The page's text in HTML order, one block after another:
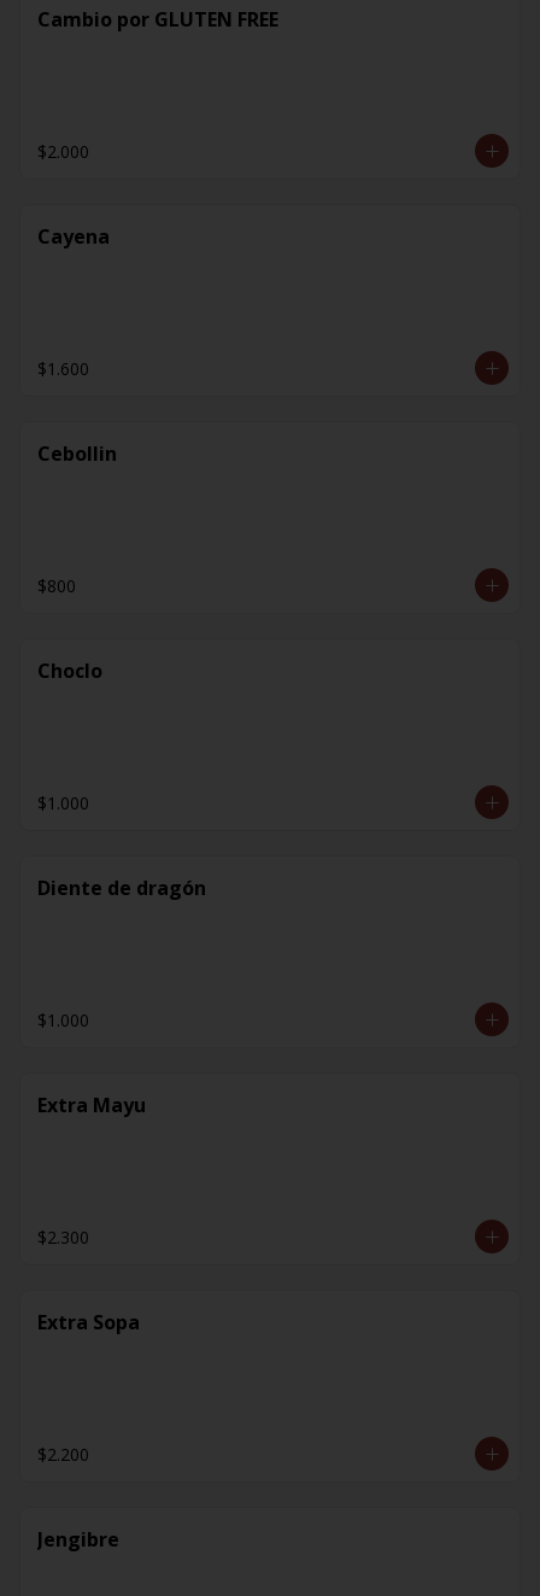
Cambio por GLUTEN FREE
$2.000
Cayena
$1.600
Cebollin
$800
Choclo
$1.000
Diente de dragón
$1.000
Extra Mayu
$2.300
Extra Sopa
$2.200
Jengibre